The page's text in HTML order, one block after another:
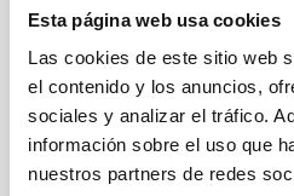
Esta página web usa cookies
Las cookies de este sitio web
el contenido y los anuncios,
sociales y analizar el tráfico.
información sobre el uso que
nuestros partners de redes
avanza con la
principal
El Instituto de Astrofísica de
en la construcción del
Finder) con la recepción de
esta instalación, que ha
IACTec, procedente del País